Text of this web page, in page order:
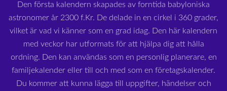
Den första kalendern skapades av forntida babyloniska
astronomer år 2300 f.Kr. De delade in en cirkel i 360 grader,
vilket är vad vi känner som en grad idag. Den här kalendern
med veckor har utformats för att hjälpa dig att hålla
ordning. Den kan användas som en personlig planerare, en
familjekalender eller till och med som en företagskalender.
Du kommer att kunna lägga till uppgifter, händelser och